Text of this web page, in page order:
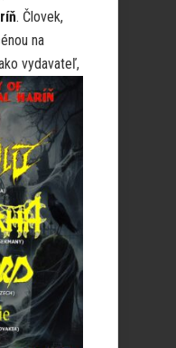
. Človek,
na
vydavateľ,